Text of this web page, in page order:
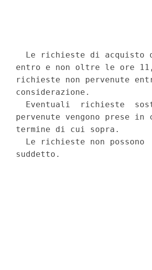
Le richieste di acquisto
entro e non oltre le ore
richieste non pervenute
considerazione.
Eventuali  richieste
pervenute vengono prese
termine di cui sopra.
Le richieste non possono